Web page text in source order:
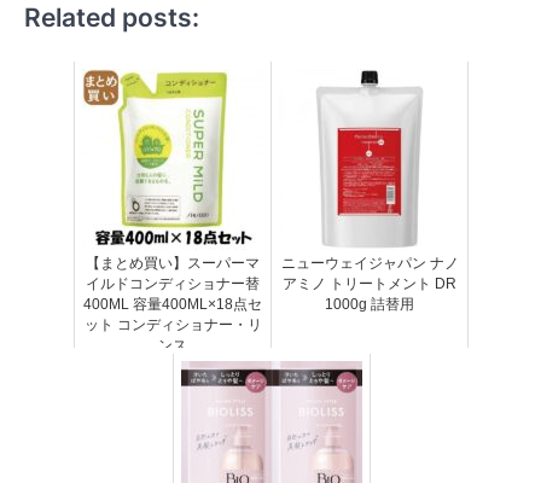
Related posts:
【まとめ買い】スーパーマ
イルドコンディショナー替
400ML 容量400ML×18点セ
ット コンディショナー・リ
ンス
ニューウェイジャパン ナノ
アミノ トリートメント DR
1000g 詰替用